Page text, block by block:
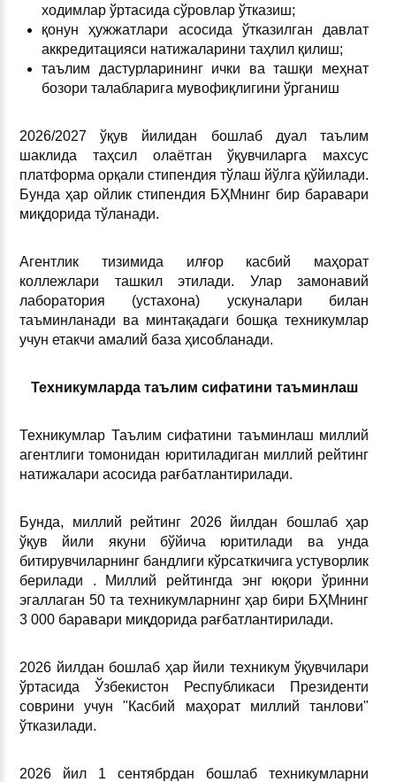
ходимлар ўртасида сўровлар ўтказиш;
қонун ҳужжатлари асосида ўтказилган давлат
аккредитацияси натижаларини таҳлил қилиш;
таълим дастурларининг ички ва ташқи меҳнат
бозори талабларига мувофиқлигини ўрганиш
2026/2027 ўқув йилидан бошлаб дуал таълим
шаклида таҳсил олаётган ўқувчиларга махсус
платформа орқали стипендия тўлаш йўлга қўйилади.
Бунда ҳар ойлик стипендия БҲМнинг бир баравари
миқдорида тўланади.
Агентлик тизимида илғор касбий маҳорат
коллежлари ташкил этилади. Улар замонавий
лаборатория (устахона) ускуналари билан
таъминланади ва минтақадаги бошқа техникумлар
учун етакчи амалий база ҳисобланади.
Техникумларда таълим сифатини таъминлаш
Техникумлар Таълим сифатини таъминлаш миллий
агентлиги томонидан юритиладиган миллий рейтинг
натижалари асосида рағбатлантирилади.
Бунда, миллий рейтинг 2026 йилдан бошлаб ҳар
ўқув йили якуни бўйича юритилади ва унда
битирувчиларнинг бандлиги кўрсаткичига устуворлик
берилади . Миллий рейтингда энг юқори ўринни
эгаллаган 50 та техникумларнинг ҳар бири БҲМнинг
3 000 баравари миқдорида рағбатлантирилади.
2026 йилдан бошлаб ҳар йили техникум ўқувчилари
ўртасида Ўзбекистон Республикаси Президенти
соврини учун "Касбий маҳорат миллий танлови"
ўтказилади.
2026 йил 1 сентябрдан бошлаб техникумларни